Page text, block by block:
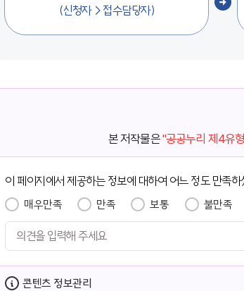
(신청자→접수담당자)
본 저작물은"공공누리 제4유
이 페이지에서 제공하는 정보에 대하여 어느 정도 만족
매우만족 만족 보통 불만족
콘텐츠 정보관리